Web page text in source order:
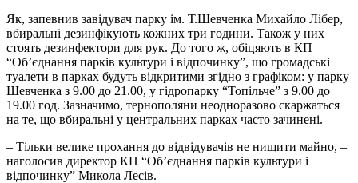
Як, запевнив завідувач парку ім. Т.Шевченка Михайло Лібер,
вбиральні дезинфікують кожних три години. Також у них
стоять дезинфектори для рук. До того ж, обіцяють в КП
“Об’єднання парків культури і відпочинку”, що громадські
туалети в парках будуть відкритими згідно з графіком: у парку
Шевченка з 9.00 до 21.00, у гідропарку “Топільче” з 9.00 до
19.00 год. Зазначимо, тернополяни неодноразово скаржаться
на те, що вбиральні у центральних парках часто зачинені.
– Тільки велике прохання до відвідувачів не нищити майно, –
наголосив директор КП “Об’єднання парків культури і
відпочинку” Микола Лесів.